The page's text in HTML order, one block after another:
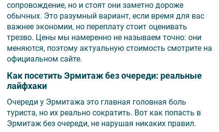
сопровождение, но и стоят они заметно дороже
обычных. Это разумный вариант, если время для вас
важнее экономии, но переплату стоит оценивать
трезво. Цены мы намеренно не называем точно: они
меняются, поэтому актуальную стоимость смотрите на
официальном сайте.
Как посетить Эрмитаж без очереди: реальные
лайфхаки
Очереди у Эрмитажа это главная головная боль
туриста, но их реально сократить. Вот как попасть в
Эрмитаж без очереди, не нарушая никаких правил.